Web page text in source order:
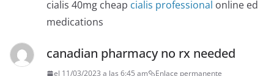
cialis 40mg cheap cialis professional online ed
medications
canadian pharmacy no rx needed
el 11/03/2023 a las 6:45 am Enlace permanente